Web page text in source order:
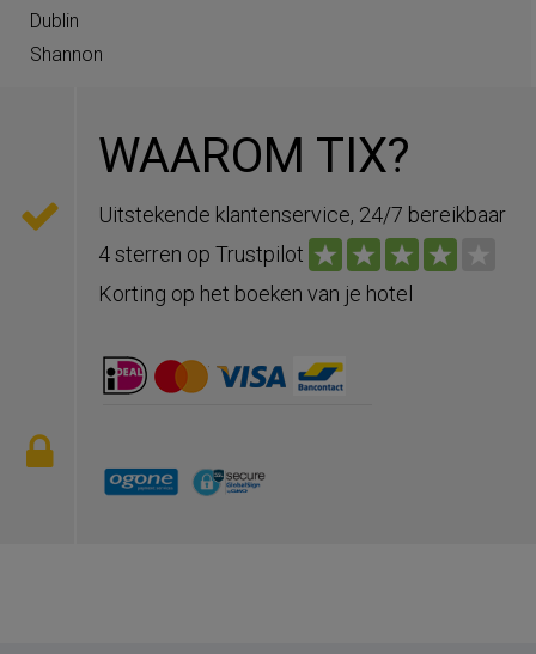
Dublin
Shannon
WAAROM TIX?
Uitstekende klantenservice, 24/7 bereikbaar
4 sterren op Trustpilot
Korting op het boeken van je hotel